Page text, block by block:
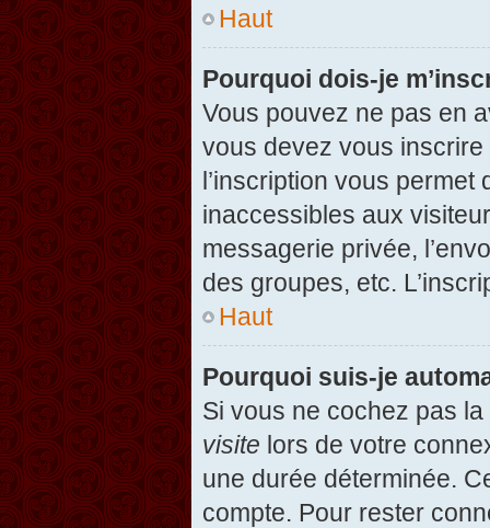
Haut
Pourquoi dois-je
Vous pouvez ne pas en
vous devez vous
l’inscription vous
inaccessibles aux
messagerie privée,
des groupes, etc.
Haut
Pourquoi suis-je
Si vous ne cochez pas
visite lors de votre
une durée déterminée.
compte. Pour rester